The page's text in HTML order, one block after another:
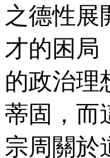
之德性展
才的困局
的政治理
蒂固，而
宗周關於